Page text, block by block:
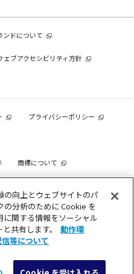
ンドについて
ェブアクセシビリティ方針
プライバシーポリシー
商標について
ALL RIGHTS RESERVED.
の向上とウェブサイトのパ
の分析のために Cookie を
関する情報をソーシャル
共有します。
動作環
等について